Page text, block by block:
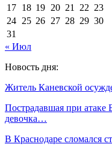
17 18 19 20 21 22 23
24 25 26 27 28 29 30
31
« Июл
Новость дня:
Житель Каневской
Пострадавшая при
девочка…
В Краснодаре сломался